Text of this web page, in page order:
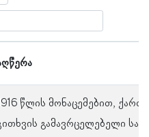
წლის მონაცემებით,
გამავრცელებელი